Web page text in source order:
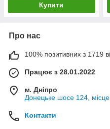
Купити
Про нас
100% позитивних з 1719
Працює з 28.01.2022
м. Дніпро
Донецьке шосе 124,
Контакти